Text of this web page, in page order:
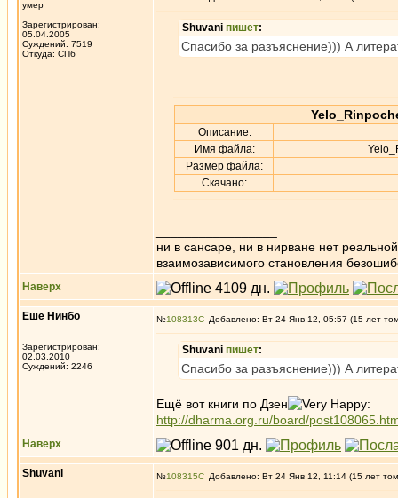
умер
Зарегистрирован:
05.04.2005
Суждений: 7519
Откуда: СПб
Shuvani пишет:
Спасибо за разъяснение))) А
Описание:
Имя файла:
Размер файла:
Скачано:
ни в сансаре, ни в нирване нет
взаимозависимого становления
Наверх
Еше Нинбо
Зарегистрирован:
02.03.2010
Суждений: 2246
№108313 Добавлено: Вт 24 Янв 12, 05:57 (15 лет
Shuvani пишет:
Спасибо за разъяснение))) А
Ещё вот книги по Дзен
:
http://dharma.org.ru/board/
Наверх
Shuvani №108315 Добавлено: Вт 24 Янв 12, 11:14 (15 лет